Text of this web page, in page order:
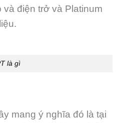
điện trở và Platinum
là gì
mang ý nghĩa đó là tại